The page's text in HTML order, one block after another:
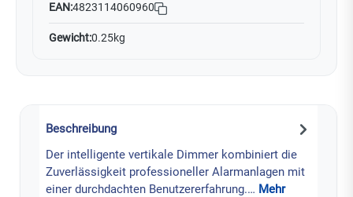
EAN:4823114060960
Gewicht:0.25kg
Beschreibung
Der intelligente vertikale Dimmer kombiniert die
Zuverlässigkeit professioneller Alarmanlagen mit
einer durchdachten Benutzererfahrung.… Mehr